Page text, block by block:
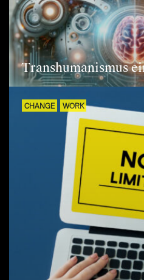
Transhumanismus
CHANGE WORK